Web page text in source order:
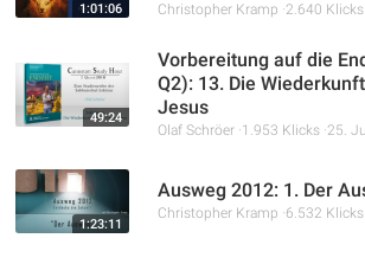
1:01:06 Christopher Kramp 2.640 Klicks
49:24
Vorbereitung auf die
Q2): 13. Die
Jesus
Olaf Schröer 1.953 Klicks 25.
1:23:11
Ausweg 2012: 1. Der
Christopher Kramp 6.532 Klicks